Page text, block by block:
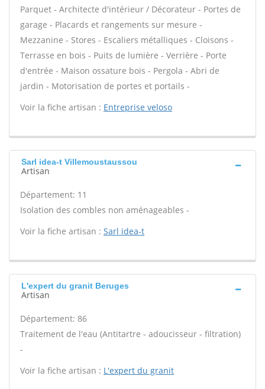
Parquet - Architecte d'intérieur / Décorateur - Portes de
garage - Placards et rangements sur mesure -
Mezzanine - Stores - Escaliers métalliques - Cloisons -
Terrasse en bois - Puits de lumière - Verrière - Porte
d'entrée - Maison ossature bois - Pergola - Abri de
jardin - Motorisation de portes et portails -
Voir la fiche artisan : Entreprise veloso
Sarl idea-t Villemoustaussou
Artisan
Département: 11
Isolation des combles non aménageables -
Voir la fiche artisan : Sarl idea-t
L'expert du granit Beruges
Artisan
Département: 86
Traitement de l'eau (Antitartre - adoucisseur - filtration)
-
Voir la fiche artisan : L'expert du granit